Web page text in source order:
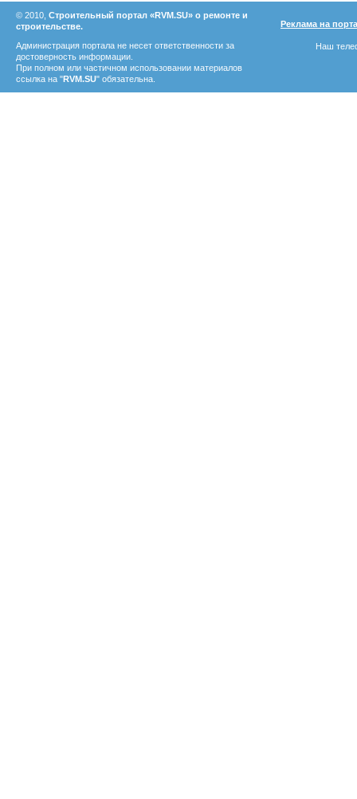
© 2010, Строительный портал «RVM.SU» о ремонте и
строительстве.
Администрация портала не несет ответственности за
достоверность информации.
При полном или частичном использовании материалов
ссылка на "RVM.SU" обязательна.
Реклама на
Наш